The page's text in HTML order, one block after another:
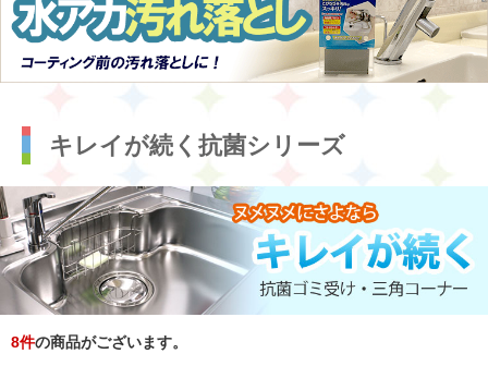
キレイが続く抗菌シリーズ
8件の商品がございます。